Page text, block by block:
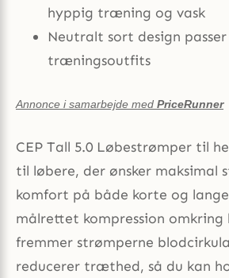
hyppig træning og vask
Neutralt sort design
træningsoutfits
Annonce i samarbejde med PriceRunner
CEP Tall 5.0 Løbestrømper til
til løbere, der ønsker maksimal
komfort på både korte og
målrettet kompression omkring
fremmer strømperne
reducerer træthed, så du kan